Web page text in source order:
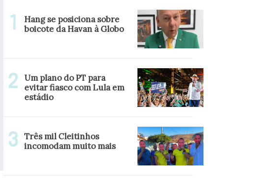
Hang se posiciona sobre
boicote da Havan à Globo
Um plano do PT para
evitar fiasco com Lula em
estádio
Três mil Cleitinhos
incomodam muito mais